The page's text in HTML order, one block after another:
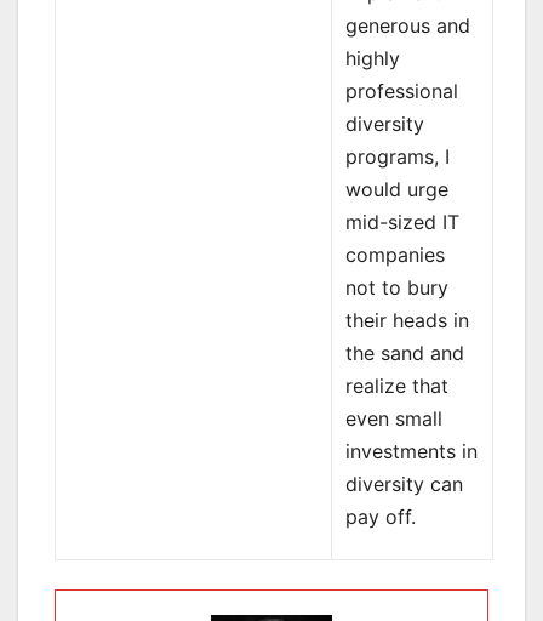
generous and
highly
professional
diversity
programs, I
would urge
mid-sized IT
companies
not to bury
their heads in
the sand and
realize that
even small
investments in
diversity can
pay off.